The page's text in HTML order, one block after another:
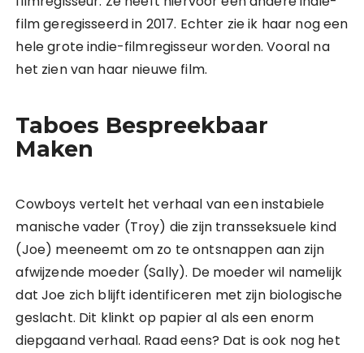
film geregisseerd in 2017. Echter zie ik haar nog een
hele grote indie-filmregisseur worden. Vooral na
het zien van haar nieuwe film.
Taboes Bespreekbaar
Maken
Cowboys vertelt het verhaal van een instabiele
manische vader (Troy) die zijn transseksuele kind
(Joe) meeneemt om zo te ontsnappen aan zijn
afwijzende moeder (Sally). De moeder wil namelijk
dat Joe zich blijft identificeren met zijn biologische
geslacht. Dit klinkt op papier al als een enorm
diepgaand verhaal. Raad eens? Dat is ook nog het